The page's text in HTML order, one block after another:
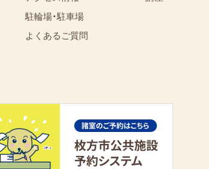
駐輪場・駐車場
よくあるご質問